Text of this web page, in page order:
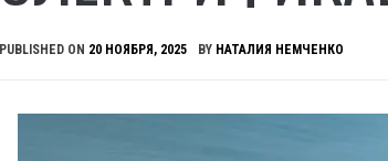
PUBLISHED ON 20 НОЯБРЯ, 2025 BY НАТАЛИЯ НЕМЧЕНКО